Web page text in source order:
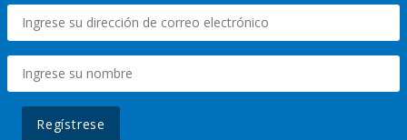
Regístrese